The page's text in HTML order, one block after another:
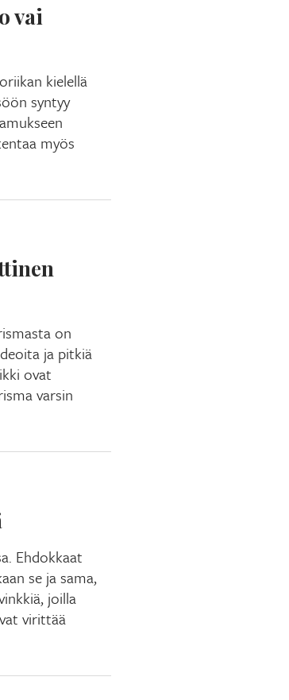
vai
kielellä
syntyy
myös
on
ja pitkiä
ovat
varsin
Ehdokkaat
se ja sama,
joilla
virittää